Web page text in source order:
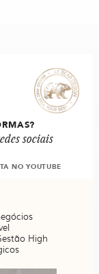
sociais
NO YOUTUBE
High